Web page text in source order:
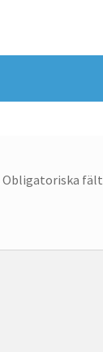
Obligatoriska fält